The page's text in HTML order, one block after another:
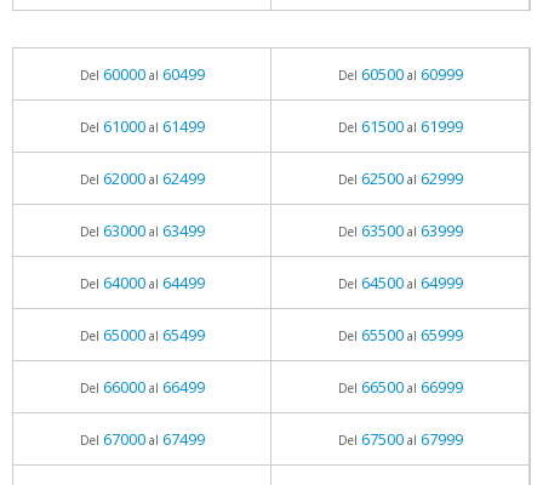
Del 60000al 60499 Del 60500al 60999
Del 61000al 61499 Del 61500al 61999
Del 62000al 62499 Del 62500al 62999
Del 63000al 63499 Del 63500al 63999
Del 64000al 64499 Del 64500al 64999
Del 65000al 65499 Del 65500al 65999
Del 66000al 66499 Del 66500al 66999
Del 67000al 67499 Del 67500al 67999